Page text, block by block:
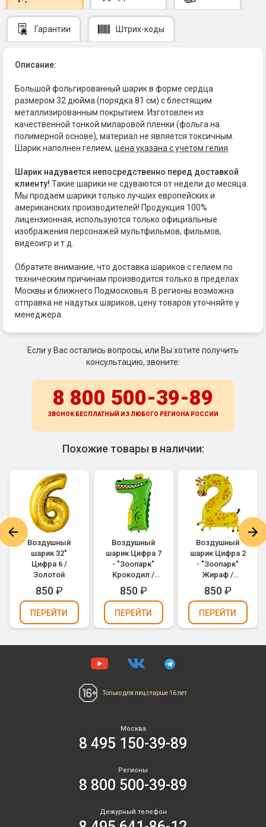
Гарантии Штрих-коды
Описание:
Большой фольгированный шарик в форме сердца
размером 32 дюйма (порядка 81 см) с блестящим
металлизированным покрытием. Изготовлен из
качественной тонкой миларовой пленки (фольга на
полимерной основе), материал не является токсичным.
Шарик наполнен гелием, цена указана с учетом гелия
Шарик надувается непосредственно перед доставкой
клиенту! Такие шарики не сдуваются от недели до месяца.
Мы продаем шарики только лучших европейских и
американских производителей! Продукция 100%
лицензионная, используются только официальные
изображения персонажей мультфильмов, фильмов,
видеоигр и т.д.
Обратите внимание, что доставка шариков с гелием по
техническим причинам производится только в пределах
Москвы и ближнего Подмосковья. В регионы возможна
отправка не надутых шариков, цену товаров уточняйте у
менеджера.
Если у Вас остались вопросы, или Вы хотите получить
консультацию, звоните:
8 800 500-39-89
ЗВОНОК БЕСПЛАТНЫЙ ИЗ ЛЮБОГО РЕГИОНА РОССИИ
Похожие товары в наличии:
Воздушный
шарик 32"
Цифра 6 /
Золотой
850₽
ПЕРЕЙТИ
Воздушный
шарик Цифра 7
- "Зоопарк"
Крокодил /
Animaloons
Crocodile
(1207-1689)
850₽
ПЕРЕЙТИ
Воздушный
шарик Цифра 2
- "Зоопарк"
Жираф /
Animaloons
Giraffe (1207-
1684)
850₽
ПЕРЕЙТИ
Только для лиц старше 16 лет
Москва
8 495 150-39-89
Регионы
8 800 500-39-89
Дежурный телефон